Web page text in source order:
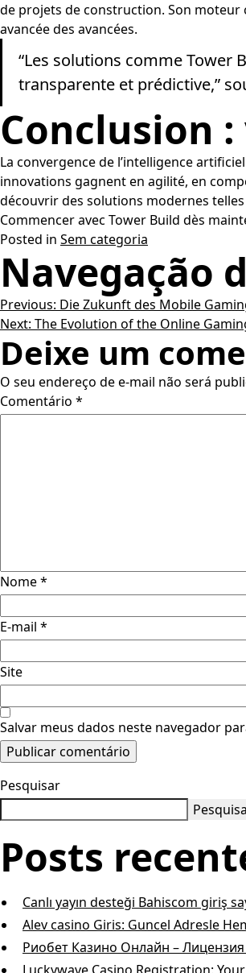
de projets de construction. Son moteur
avancée des avancées.
“Les solutions comme
transparente et prédictive,”
Conclusion
La convergence de l’intelligence
innovations gagnent en agilité, en
découvrir des solutions modernes
Commencer avec Tower Build dès
Posted in Sem categoria
Navegação
Previous: Die Zukunft des Mobile
Next: The Evolution of the Online
Deixe um
O seu endereço de e-mail não será
Comentário *
Nome*
E-mail *
Site
Salvar meus dados neste navegador
Pesquisar
Posts
Canlı yayın desteği Bahiscom giriş
Alev casino Giris: Guncel Adresle
Риобет Казино Онлайн –